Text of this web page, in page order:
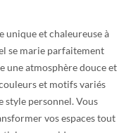
unique et chaleureuse à
se marie parfaitement
une atmosphère douce et
et motifs variés
style personnel. Vous
vos espaces tout